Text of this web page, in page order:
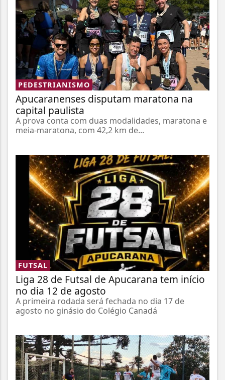
PEDESTRIANISMO
Apucaranenses disputam maratona na
capital paulista
A prova conta com duas modalidades, maratona e
meia-maratona, com 42,2 km de...
FUTSAL
Liga 28 de Futsal de Apucarana tem início
no dia 12 de agosto
A primeira rodada será fechada no dia 17 de
agosto no ginásio do Colégio Canadá